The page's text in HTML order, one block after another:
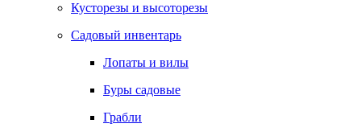
Кусторезы и высоторезы
Садовый инвентарь
Лопаты и вилы
Буры садовые
Грабли